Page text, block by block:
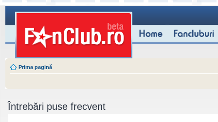
Prima pagină
Întrebări puse frecvent